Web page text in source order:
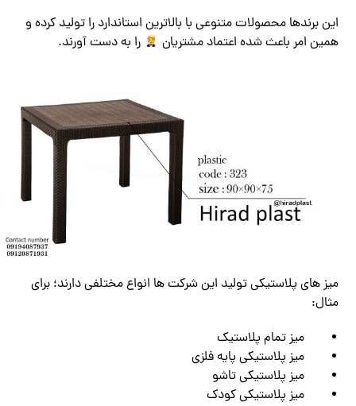
این برندها محصولات متنوعی با بالاترین استاندارد را تولید کرده و
همین امر باعث شده اعتماد مشتریان
را به دست آورند.
میز های پلاستیکی تولید این شرکت ها انواع مختلفی دارند؛ برای
مثال:
میز تمام پلاستیک
میز پلاستیکی پایه فلزی
میز پلاستیکی تاشو
میز پلاستیکی کودک